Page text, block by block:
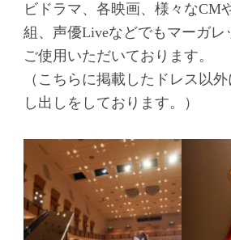
ビドラマ、各映画、様々なCM
組、声優Liveなどでもマーガレ
ご使用いただいております。
（こちらに掲載したドレス以
し出しをしております。）